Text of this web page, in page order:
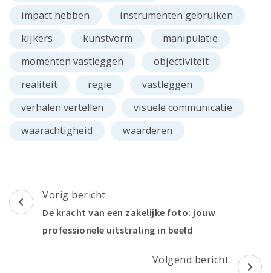
impact hebben
instrumenten gebruiken
kijkers
kunstvorm
manipulatie
momenten vastleggen
objectiviteit
realiteit
regie
vastleggen
verhalen vertellen
visuele communicatie
waarachtigheid
waarderen
Berichtnavigatie
Vorig bericht
De kracht van een zakelijke foto: jouw
professionele uitstraling in beeld
Volgend bericht